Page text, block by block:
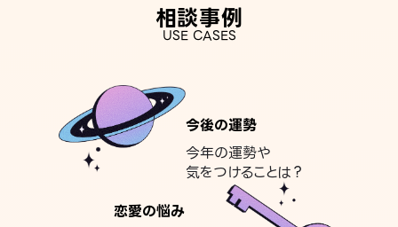
相談事例
USE CASES
今後の運勢
今年の運勢や
気をつけることは？
恋愛の悩み